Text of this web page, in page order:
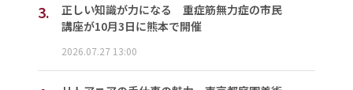
3.
正しい知識が力になる 重症筋無力症の市民
講座が10月3日に熊本で開催
2026.07.27 13:00